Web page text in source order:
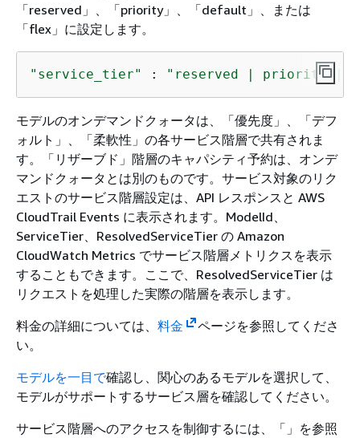
「reserved」、「priority」、「default」、または
「flex」に設定します。
"service_tier" : "reserved | priority |
モデルのオンデマンドクォータは、「優先度」、「デフ
ォルト」、「柔軟性」の各サービス階層で共有されま
す。「リザーブド」階層のキャパシティ予約は、オンデ
マンドクォータとは別のものです。サービス対象のリク
エストのサービス階層設定は、API レスポンスと AWS
CloudTrail Events に表示されます。ModelId、
ServiceTier、ResolvedServiceTier の Amazon
CloudWatch Metrics でサービス階層メトリクスを表示
することもできます。ここで、ResolvedServiceTier は
リクエストを処理した実際の階層を表示します。
料金の詳細については、 料金
ページを参照してくださ
い。
モデルを一目で確認し、関心のあるモデルを選択して、
モデルがサポートするサービス層を確認してください。
サービス階層へのアクセスを制御するには、「」を参照